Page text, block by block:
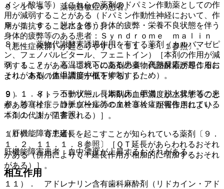
メシル酸塩等）［これらの薬剤のドパミン作動薬としての作
用が減弱することがある（ドパミン作動性神経において、作
用が拮抗することによる）］。
８）． 薬物代謝酵素誘導作用を有する薬剤（カルバマゼピ
ン、フェノバルビタール、フェニトイン）［本剤の作用が減
弱することがある（これらの薬剤の薬物代謝酵素誘導作用に
より、本剤の血中濃度が低下する）］。
９）． イトラコナゾール［本剤の血中濃度が上昇すること
がある（イトラコナゾールのＣＹＰ３Ａ４阻害作用により、
本剤の代謝が阻害される）］。
１０）． ＱＴ延長を起こすことが知られている薬剤〔９．
１．２、１１．１．８参照〕［ＱＴ延長があらわれるおそれ
がある（併用によりＱＴ延長作用が相加的に増加するおそれ
がある）］。
１１）． アドレナリン含有歯科麻酔剤（リドカイン・アド
９．１．５． 薬物過敏症の患者。
９．１．６． 脱水を伴う身体的疲弊・栄養不良状態を伴う
身体的疲弊等のある患者：Ｓｙｎｄｒｏｍｅ ｍａｌｉｎ
（悪性症候群）が起こりやすい〔１１．１．１参照〕。
９．１．７． 高温環境下にある患者：高熱反応が起こるお
それがある（体温調節中枢を抑制するため）。
９．１．８． 不動状態、長期臥床、肥満、脱水状態等の患
者：肺塞栓症、静脈血栓症等の血栓塞栓症が報告されている
〔１１．１．７参照〕。
（肝機能障害患者）
肝機能障害患者：血中濃度が上昇するおそれがある。
相互作用